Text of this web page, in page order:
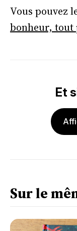
Vous pouvez
bonheur, tout
Et
Sur le